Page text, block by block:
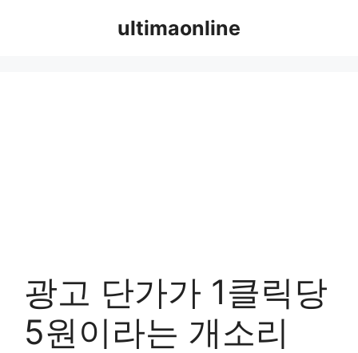
ultimaonline
광고 단가가 1클릭당
5원이라는 개소리